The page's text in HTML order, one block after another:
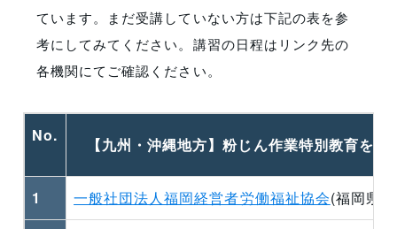
ています。まだ受講していない方は下記の表を参
考にしてみてください。講習の日程はリンク先の
各機関にてご確認ください。
No. 【九州・沖縄地方】粉じん作業特別教育を
1 一般社団法人福岡経営者労働福祉協会(福岡県)